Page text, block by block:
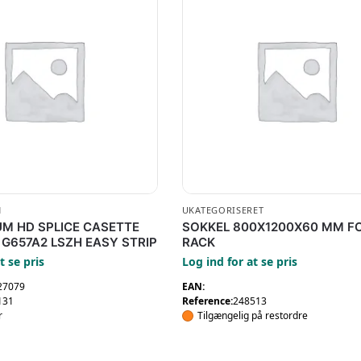
HD SPLICE CASETTE
LSZH EASY STRIP
se pris
UKATEGORISERET
SOKKEL 800X1200X60 MM
RACK
Log ind for at se pris
EAN:
Reference:248513
Tilgængelig på restordre